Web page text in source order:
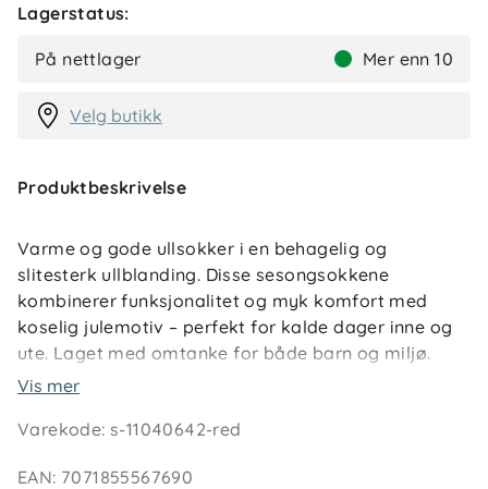
Lagerstatus:
På nettlager Mer enn 10
Velg butikk
Produktbeskrivelse
Varme og gode ullsokker i en behagelig og
slitesterk ullblanding. Disse sesongsokkene
kombinerer funksjonalitet og myk komfort med
koselig julemotiv – perfekt for kalde dager inne og
ute. Laget med omtanke for både barn og miljø.
Egenskaper og vedlikehold
Materiale: 60% mulesingfri ull, 20% nylon, 18%
Vis mer
Varekode:s-11040642-red
EAN: 7071855567690